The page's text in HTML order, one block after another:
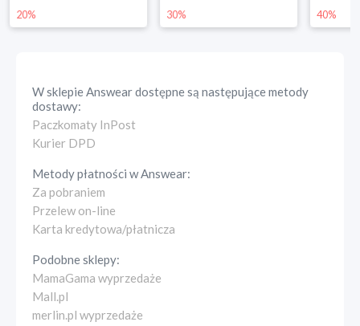
30% 40% 25%
W sklepieAnsweardostępne są następujące metody
dostawy:
Paczkomaty InPost
Kurier DPD
Metody płatności wAnswear:
Za pobraniem
Przelew on-line
Karta kredytowa/płatnicza
Podobne sklepy:
MamaGama wyprzedaże
Mall.pl
merlin.pl wyprzedaże